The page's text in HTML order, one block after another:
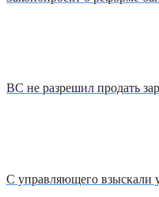
ВС не разрешил продать
С управляющего